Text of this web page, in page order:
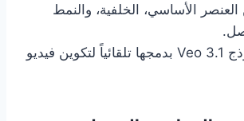
الأساسي، الخلفية، والنمط
سيقوم نموذج Veo 3.1 بدمجها تلقائياً لتكوين فيديو